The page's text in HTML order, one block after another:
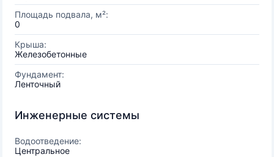
Площадь подвала, м²:
0
Крыша:
Железобетонные
Фундамент:
Ленточный
Инженерные системы
Водоотведение:
Центральное